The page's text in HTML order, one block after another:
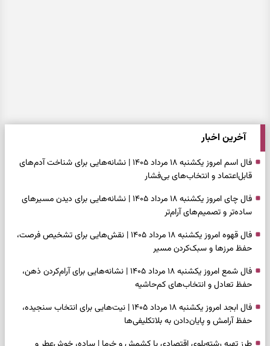
آخرین اخبار
فال اسم امروز یکشنبه ۱۸ مرداد ۱۴۰۵ | نشانه‌هایی برای شناخت آدم‌های
قابل‌اعتماد و انتخاب‌های بی‌فشار
فال چای امروز یکشنبه ۱۸ مرداد ۱۴۰۵ | نشانه‌هایی برای دیدن مسیرهای
ساده‌تر و تصمیم‌های آرام‌تر
فال قهوه امروز یکشنبه ۱۸ مرداد ۱۴۰۵ | نقش‌هایی برای تشخیص فرصت،
حفظ مرزها و سبک‌کردن مسیر
فال شمع امروز یکشنبه ۱۸ مرداد ۱۴۰۵ | نشانه‌هایی برای آرام‌کردن ذهن،
حفظ تعادل و انتخاب‌های کم‌حاشیه
فال ابجد امروز یکشنبه ۱۸ مرداد ۱۴۰۵ | نیت‌هایی برای انتخاب سنجیده،
حفظ آرامش و پایان‌دادن به بلاتکلیفی‌ها